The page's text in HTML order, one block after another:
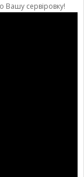
сервіровку!